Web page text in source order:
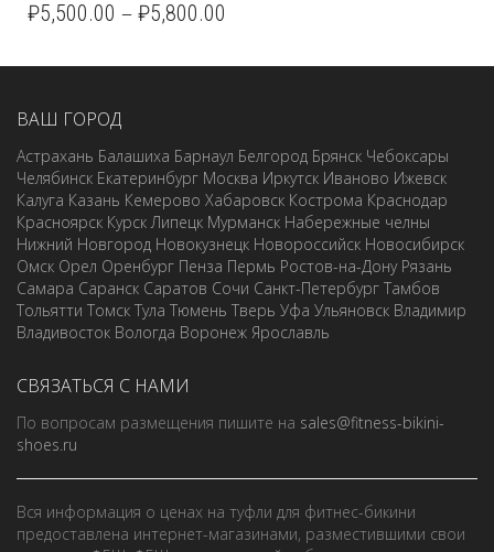
₽5,500.00 – ₽5,800.00
ВАШ ГОРОД
Астрахань Балашиха Барнаул Белгород Брянск Чебоксары
Челябинск Екатеринбург Москва Иркутск Иваново Ижевск
Калуга Казань Кемерово Хабаровск Кострома Краснодар
Красноярск Курск Липецк Мурманск Набережные челны
Нижний Новгород Новокузнецк Новороссийск Новосибирск
Омск Орел Оренбург Пенза Пермь Ростов-на-Дону Рязань
Самара Саранск Саратов Сочи Санкт-Петербург Тамбов
Тольятти Томск Тула Тюмень Тверь Уфа Ульяновск Владимир
Владивосток Вологда Воронеж Ярославль
СВЯЗАТЬСЯ С НАМИ
По вопросам размещения пишите на sales@fitness-bikini-
shoes.ru
Вся информация о ценах на туфли для фитнес-бикини
предоставлена интернет-магазинами, разместившими свои